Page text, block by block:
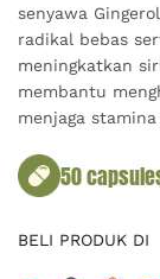
senyawa
radikal bebas
meningkatkan
membantu
menjaga
50
BELI PRODUK DI